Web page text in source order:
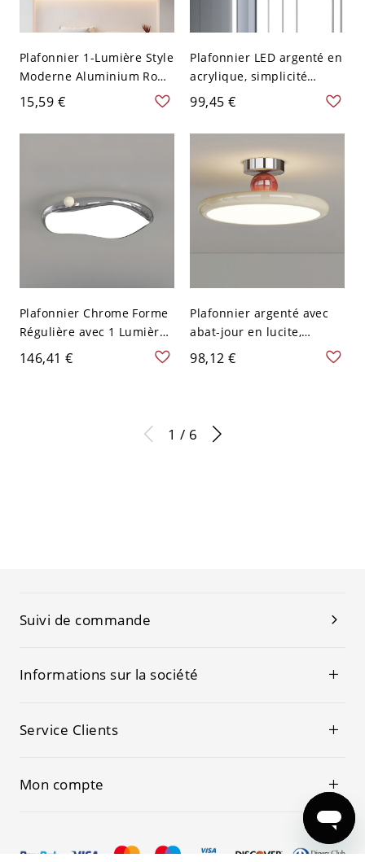
Plafonnier 1-Lumière Style
Moderne Aluminium Rond
LED Blanc - 110 V-120 V
15,59 €
Plafonnier LED argenté en
acrylique, simplicité
moderne, aluminium
Argent 110 V-120 V 34,29
cm Blanc
99,45 €
Plafonnier Chrome Forme
Régulière avec 1 Lumière,
Abat-jour en Lucite,
Matériau Alliage, LED
Chaude/Blanche/Neutre
146,41 €
Plafonnier argenté avec
abat-jour en lucite,
montage en surface LED
en fer pour chambre,
chaude/blanche/neutre
de gradation), anneau
98,12 €
1 / 6
Suivi de commande
Informations sur la société
Service Clients
Mon compte